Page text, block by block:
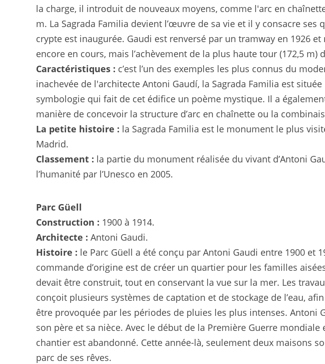
la charge, il introduit de nouveaux moyens, comme l'arc en
m. La Sagrada Familia devient l’œuvre de sa vie et il y consacre
crypte est inaugurée. Gaudi est renversé par un tramway en 1926
encore en cours, mais l’achèvement de la plus haute tour (172,5 m)
Caractéristiques : c’est l’un des exemples les plus connus du
inachevée de l'architecte Antoni Gaudí, la Sagrada Familia est
symbologie qui fait de cet édifice un poème mystique. Il a
manière de concevoir la structure d’arc en chaînette ou la
La petite histoire : la Sagrada Familia est le monument le plus
Madrid.
Classement : la partie du monument réalisée du vivant d’Antoni
l’humanité par l’Unesco en 2005.
Parc Güell
Construction : 1900 à 1914.
Architecte : Antoni Gaudi.
Histoire : le Parc Güell a été conçu par Antoni Gaudi entre 1900 et
commande d’origine est de créer un quartier pour les familles
devait être construit, tout en conservant la vue sur la mer. Les
conçoit plusieurs systèmes de captation et de stockage de l’eau,
être provoquée par les périodes de pluies les plus intenses. Antoni
son père et sa nièce. Avec le début de la Première Guerre
chantier est abandonné. Cette année-là, seulement deux maisons
parc de ses rêves.